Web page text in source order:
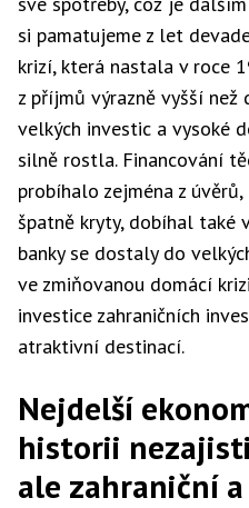
si pamatujeme z let
krizí, která nastala v roce
z příjmů výrazně vyšší než
velkých investic a vysoké
silně rostla. Financování
probíhalo zejména z
špatně kryty, dobíhal také
banky se dostaly do
ve zmiňovanou domácí
investice zahraničních
atraktivní destinací.
Nejdelší
historii
ale zahraniční